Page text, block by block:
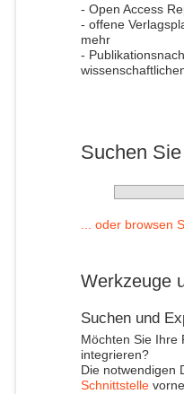
- Open Access
- offene
mehr
-
Suchen
... oder browsen
Werkzeuge
Suchen und
Möchten Sie Ihre
integrieren?
Die notwendigen
Schnittstelle